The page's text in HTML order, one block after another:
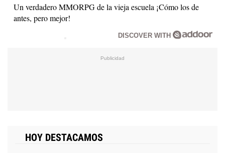
Un verdadero MMORPG de la vieja escuela ¡Cómo los de
antes, pero mejor!
DISCOVER WITH
HOY DESTACAMOS